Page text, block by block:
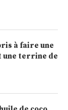
à faire une
terrine de